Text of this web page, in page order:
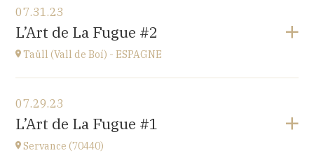
Escalarre (La Guingueta d'Àneu) - ESPAGNE
église
at21H00
07.31.23
L’Art de La Fugue #2
Taüll (Vall de Boí) - ESPAGNE
Taüll (Vall de Boí) - ESPAGNE
église
at21H00
07.29.23
L’Art de La Fugue #1
Servance (70440)